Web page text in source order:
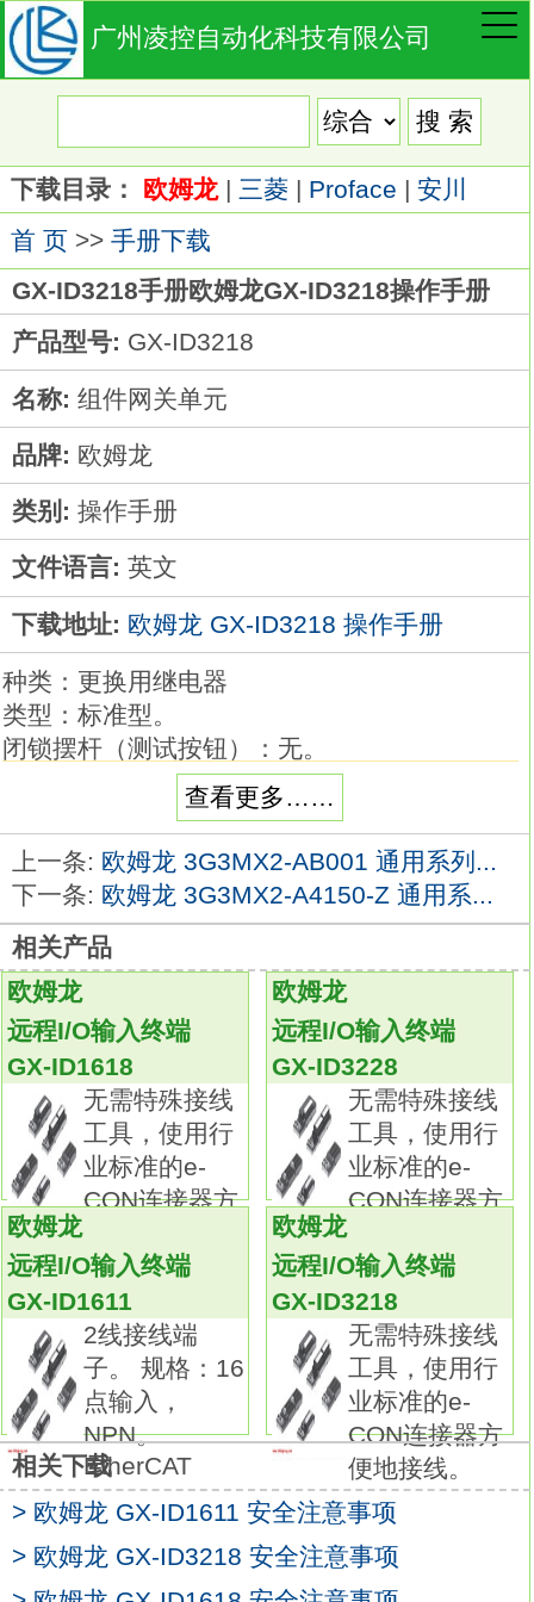
广州凌控自动化科技有限公司
下载目录： 欧姆龙| 三菱| Proface | 安川
首 页>> 手册下载
GX-ID3218手册欧姆龙GX-ID3218操作手册
产品型号: GX-ID3218
名称: 组件网关单元
品牌: 欧姆龙
类别: 操作手册
文件语言: 英文
下载地址: 欧姆龙 GX-ID3218 操作手册
种类：更换用继电器
类型：标准型。
闭锁摆杆（测试按钮）：无。
输入的额定电压：DC48V。
全球标准尺寸、宽6.2mm的低背纤薄型I/O继电
器。
赋予控制柜全新的价值
控制柜作为制造现场的心脏，其革新决定了生
产设备的革新欧姆龙GX-ID3218操作手册。
在控制柜的设计、制造过程中融入人力的革
新，
就能更好的实现控制柜的简化和先进化GX-
ID3218
欧姆龙对于控制柜内用产品以 “Value Design
for Panel *1” 为共通理念，
这些产品的组合将实现控制柜的进化和制作过
程的革新。种类：配备传感器连接器的紧急停
止单元。
主接点：3PST-NO。
辅助接点：无。
输入通道数：2通道。
额定电压：DC24V。
安全光幕所需接线更少
使用传感器连接器，可以直接通过PNP输出连
接欧姆龙欧姆龙GX-ID3218操作手册。
F3SN-A/F3SN-B/F3SH-A安全光幕。
减少接线并防止发生错误连接。
同时支持紧急停止开关的连接。
查看更多……
上一条: 欧姆龙 3G3MX2-AB001 通用系列...
下一条: 欧姆龙 3G3MX2-A4150-Z 通用系...
相关产品
欧姆龙
远程I/O输入终端
GX-ID1618
无需特殊接线
工具，使用行
业标准的e-
CON连接器方
欧姆龙
远程I/O输入终端
GX-ID3228
无需特殊接线
工具，使用行
业标准的e-
CON连接器方
欧姆龙
远程I/O输入终端
GX-ID1611
2线接线端
子。 规格：16
点输入，
NPN。
EtherCAT
欧姆龙
远程I/O输入终端
GX-ID3218
无需特殊接线
工具，使用行
业标准的e-
CON连接器方
便地接线。
相关下载
> 欧姆龙 GX-ID1611 安全注意事项
> 欧姆龙 GX-ID3218 安全注意事项